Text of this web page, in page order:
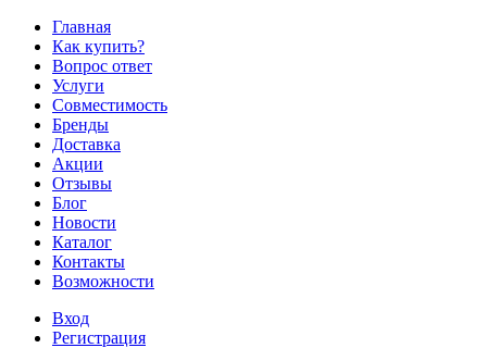
Главная
Как купить?
Вопрос ответ
Услуги
Совместимость
Бренды
Доставка
Акции
Отзывы
Блог
Новости
Каталог
Контакты
Возможности
Вход
Регистрация